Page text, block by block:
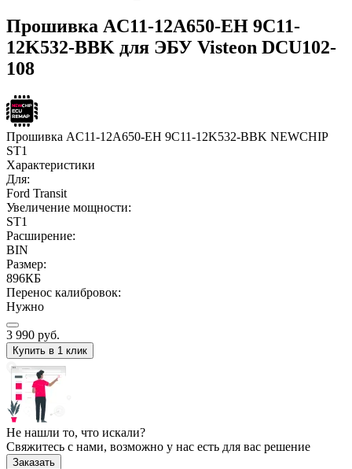
Прошивка AC11-12A650-EH 9C11-
12K532-BBK для ЭБУ Visteon DCU102-
108
Прошивка AC11-12A650-EH 9C11-12K532-BBK NEWCHIP
ST1
Характеристики
Для:
Ford Transit
Увеличение мощности:
ST1
Расширение:
BIN
Размер:
896КБ
Перенос калибровок:
Нужно
3 990 руб.
Купить в 1 клик
Не нашли то, что искали?
Свяжитесь с нами, возможно у нас есть для вас решение
Заказать